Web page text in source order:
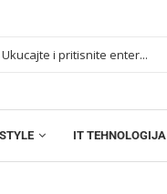
IT TEHNOLOGIJA